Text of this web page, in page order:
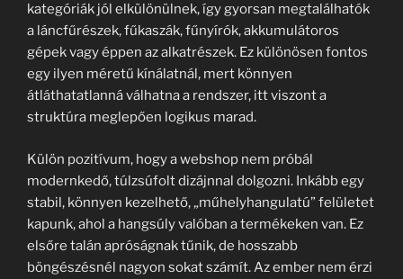
kategóriák jól elkülönülnek, így gyorsan megtalálhatók
a láncfűrészek, fűkaszák, fűnyírók, akkumulátoros
gépek vagy éppen az alkatrészek. Ez különösen fontos
egy ilyen méretű kínálatnál, mert könnyen
átláthatatlanná válhatna a rendszer, itt viszont a
struktúra meglepően logikus marad.
Külön pozitívum, hogy a webshop nem próbál
modernkedő, túlzsúfolt dizájnnal dolgozni. Inkább egy
stabil, könnyen kezelhető, „műhelyhangulatú” felületet
kapunk, ahol a hangsúly valóban a termékeken van. Ez
elsőre talán apróságnak tűnik, de hosszabb
böngészésnél nagyon sokat számít. Az ember nem érzi